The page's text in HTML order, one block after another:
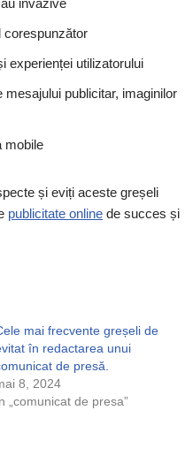
invazive
corespunzător
experienței utilizatorului
mesajului publicitar, imaginilor
mobile
și eviți aceste greșeli
publicitate online de succes și
mai frecvente greșeli de
în redactarea unui
de presă.
8, 2024
„comunicat de presa”